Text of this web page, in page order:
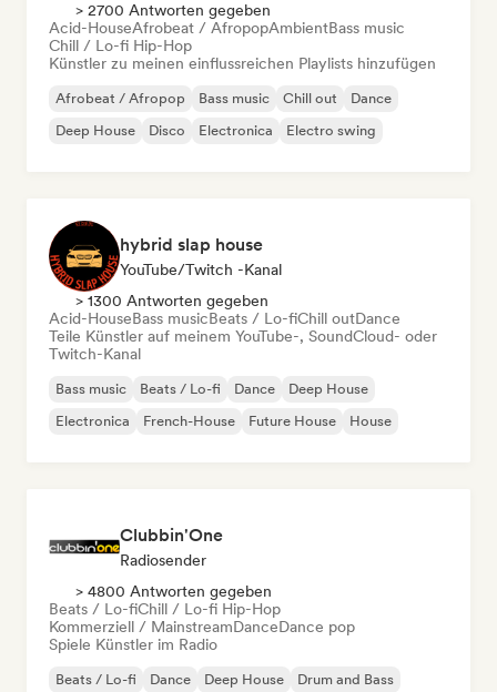
> 2700 Antworten gegeben
Acid-HouseAfrobeat / AfropopAmbientBass music
Chill / Lo-fi Hip-Hop
Künstler zu meinen einflussreichen Playlists hinzufügen
Afrobeat / Afropop Bass music Chill out
Dance
Deep House
Disco Electronica Electro swing
hybrid slap house
YouTube/Twitch -Kanal
> 1300 Antworten gegeben
Acid-HouseBass musicBeats / Lo-fiChill outDance
Teile Künstler auf meinem YouTube-, SoundCloud- oder
Twitch-Kanal
Bass music Beats / Lo-fi Dance
Deep House
Electronica
French-House Future House House
Clubbin'One
Radiosender
> 4800 Antworten gegeben
Beats / Lo-fiChill / Lo-fi Hip-Hop
Kommerziell / MainstreamDanceDance pop
Spiele Künstler im Radio
Beats / Lo-fi Dance Deep House
Drum and Bass